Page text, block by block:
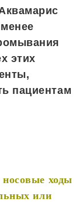
этих
пациентам
ходы
или